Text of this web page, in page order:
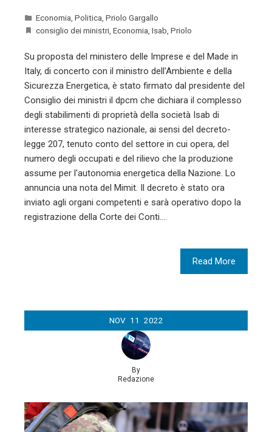
Economia Politica Priolo Gargallo
consiglio dei ministri Economia Isab Priolo
Su proposta del ministero delle Imprese e del Made in
Italy, di concerto con il ministro dell'Ambiente e della
Sicurezza Energetica, è stato firmato dal presidente del
Consiglio dei ministri il dpcm che dichiara il complesso
degli stabilimenti di proprietà della società Isab di
interesse strategico nazionale, ai sensi del decreto-
legge 207, tenuto conto del settore in cui opera, del
numero degli occupati e del rilievo che la produzione
assume per l'autonomia energetica della Nazione. Lo
annuncia una nota del Mimit. Il decreto è stato ora
inviato agli organi competenti e sarà operativo dopo la
registrazione della Corte dei Conti.…
Read More
NOV 11 2022
By
Redazione